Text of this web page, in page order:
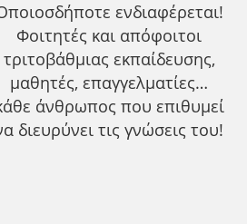
ενδιαφέρεται!
Φοιτητές και απόφοιτοι
τριτοβάθμιας εκπαίδευσης,
μαθητές, επαγγελματίες…
άνθρωπος που επιθυμεί
διευρύνει τις γνώσεις του!